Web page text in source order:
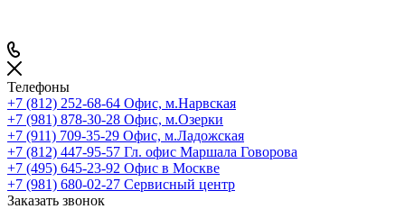
Телефоны
+7 (812) 252-68-64 Офис, м.Нарвская
+7 (981) 878-30-28 Офис, м.Озерки
+7 (911) 709-35-29 Офис, м.Ладожская
+7 (812) 447-95-57 Гл. офис Маршала Говорова
+7 (495) 645-23-92 Офис в Москве
+7 (981) 680-02-27 Сервисный центр
Заказать звонок